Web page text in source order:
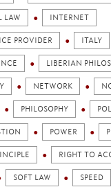
LAW INTERNET
PROVIDER ITALY
LIBERIAN
NETWORK
PHILOSOPHY
POWER
RIGHT TO
SOFT LAW SPEED